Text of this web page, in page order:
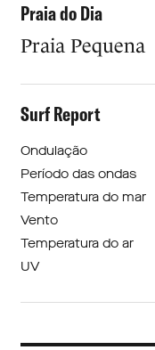
Praia do Dia
Praia Pequena
Surf Report
Ondulação
Período das ondas
Temperatura do mar
Vento
Temperatura do ar
UV